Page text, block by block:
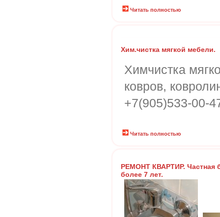
Читать полностью
Хим.чистка мягкой мебели.
Химчистка
ковров,
+7(905)533-00-
Читать полностью
РЕМОНТ КВАРТИР. Частная
более 7 лет.